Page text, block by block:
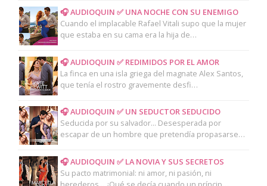
🎧 AUDIOQUIN ✅ UNA NOCHE CON SU ENEMIGO
Cuando el implacable Rafael Vitali supo que la mujer
que estaba en su cama era la hija de…
🎧 AUDIOQUIN ✅ REDIMIDOS POR EL AMOR
La finca en una isla griega del magnate Alex Santos,
que tenía el rostro gravemente desfi…
🎧 AUDIOQUIN ✅ UN SEDUCTOR SEDUCIDO
Seducida por su salvador... Desesperada por
escapar de un hombre que pretendía propasarse…
🎧 AUDIOQUIN ✅ LA NOVIA Y SUS SECRETOS
Su pacto matrimonial: ni amor, ni pasión, ni